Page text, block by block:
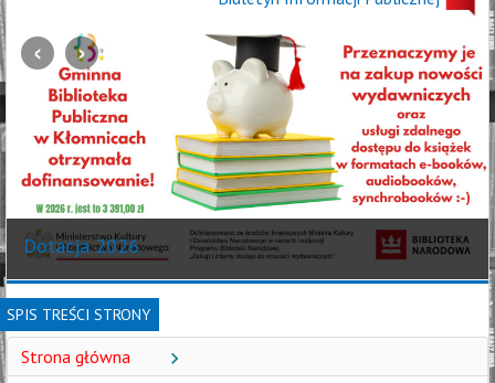
Filia w Skrzydlowie
Informujemy, że filia w
w dniach 22 - 31 lipca
‹ ›
SPIS TREŚCI STRONY
Strona główna